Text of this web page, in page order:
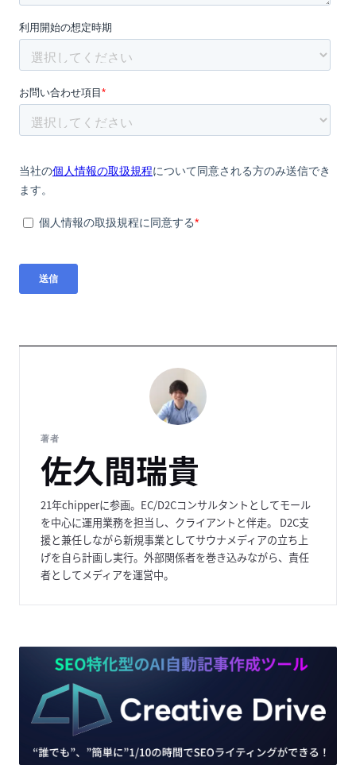
著者
佐久間瑞貴
21年chipperに参画。EC/D2Cコンサルタントとしてモール
を中心に運用業務を担当し、クライアントと伴走。 D2C支
援と兼任しながら新規事業としてサウナメディアの立ち上
げを自ら計画し実行。外部関係者を巻き込みながら、責任
者としてメディアを運営中。